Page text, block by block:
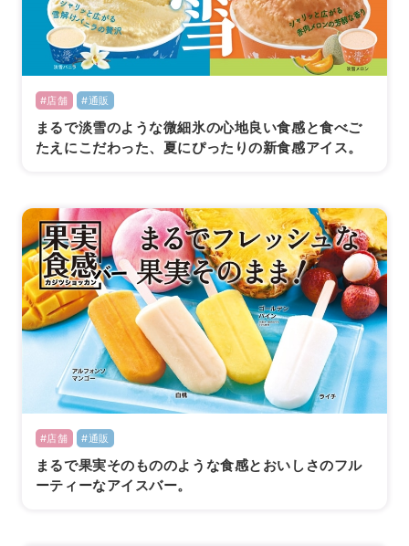
#店舗 #通販
まるで淡雪のような微細氷の心地良い食感と食べご
たえにこだわった、夏にぴったりの新食感アイス。
#店舗 #通販
まるで果実そのもののような食感とおいしさのフル
ーティーなアイスバー。